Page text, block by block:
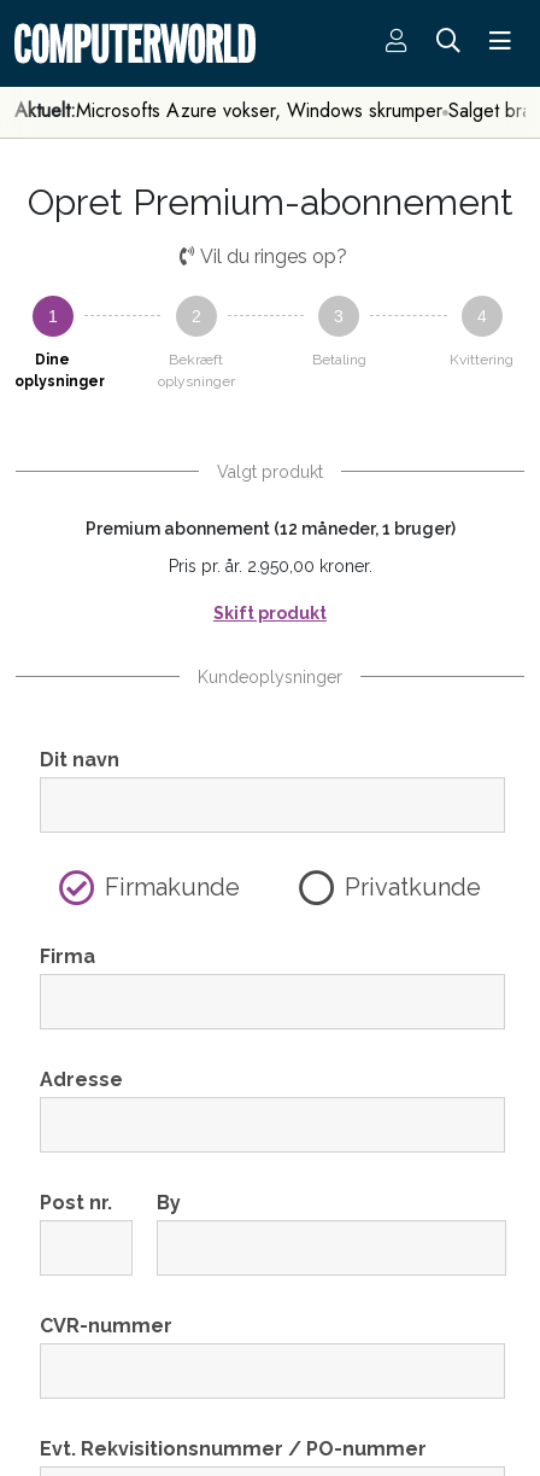
Aktuelt:Microsofts Azure vokser, Windows skrumper Salget
Opret Premium-abonnement
Vil du ringes op?
1
Dine
oplysninger
2
Bekræft
oplysninger
3
Betaling
4
Kvittering
Valgt produkt
Premium abonnement (12 måneder, 1 bruger)
Pris pr. år. 2.950,00 kroner.
Skift produkt
Kundeoplysninger
Dit navn
Firmakunde Privatkunde
Firma
Adresse
Post nr. By
CVR-nummer
Evt. Rekvisitionsnummer / PO-nummer